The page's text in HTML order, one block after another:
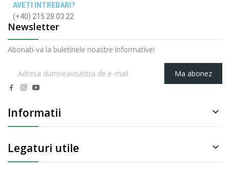
AVETI INTREBARI?
(+40) 215 28 03 22
Newsletter
Abonati-va la buletinele noastre informative!
Ma abonez
Informatii 
Legaturi utile 